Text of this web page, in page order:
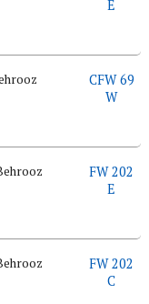
E
CFW 69
W
FW 202
E
FW 202
C